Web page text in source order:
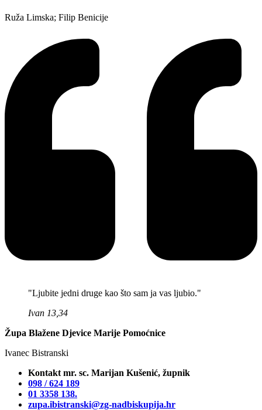
Ruža Limska; Filip Benicije
"Ljubite jedni druge kao što sam ja vas ljubio."
Ivan 13,34
Župa Blažene Djevice Marije Pomoćnice
Ivanec Bistranski
Kontakt mr. sc. Marijan Kušenić, župnik
098 / 624 189
01 3358 138‬.
zupa.ibistranski@zg-nadbiskupija.hr